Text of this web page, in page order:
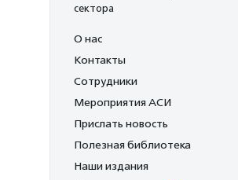
сектора
О нас
Контакты
Сотрудники
Мероприятия АСИ
Прислать новость
Полезная библиотека
Наши издания